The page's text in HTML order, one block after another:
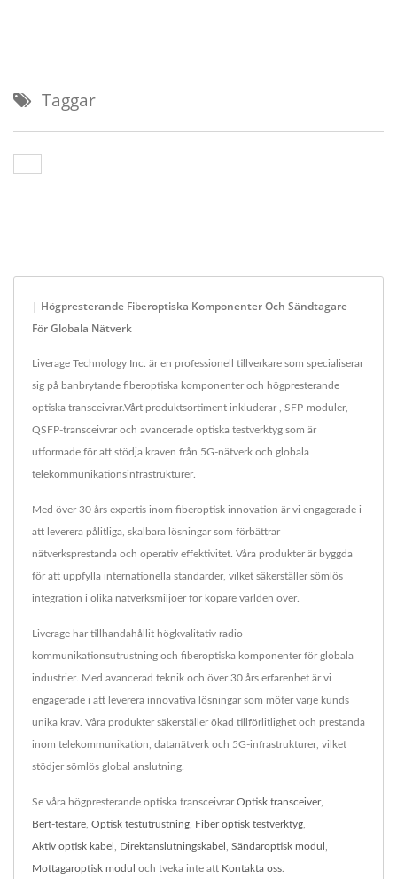
Taggar
| Högpresterande Fiberoptiska Komponenter Och Sändtagare
För Globala Nätverk
Liverage Technology Inc. är en professionell tillverkare som specialiserar
sig på banbrytande fiberoptiska komponenter och högpresterande
optiska transceivrar.Vårt produktsortiment inkluderar , SFP-moduler,
QSFP-transceivrar och avancerade optiska testverktyg som är
utformade för att stödja kraven från 5G-nätverk och globala
telekommunikationsinfrastrukturer.
Med över 30 års expertis inom fiberoptisk innovation är vi engagerade i
att leverera pålitliga, skalbara lösningar som förbättrar
nätverksprestanda och operativ effektivitet. Våra produkter är byggda
för att uppfylla internationella standarder, vilket säkerställer sömlös
integration i olika nätverksmiljöer för köpare världen över.
Liverage har tillhandahållit högkvalitativ radio
kommunikationsutrustning och fiberoptiska komponenter för globala
industrier. Med avancerad teknik och över 30 års erfarenhet är vi
engagerade i att leverera innovativa lösningar som möter varje kunds
unika krav. Våra produkter säkerställer ökad tillförlitlighet och prestanda
inom telekommunikation, datanätverk och 5G-infrastrukturer, vilket
stödjer sömlös global anslutning.
Se våra högpresterande optiska transceivrarOptisk transceiver,
Bert-testare Optisk testutrustning Fiber optisk testverktyg
Aktiv optisk kabel Direktanslutningskabel Sändaroptisk modul
Mottagaroptisk modul och tveka inte att Kontakta oss